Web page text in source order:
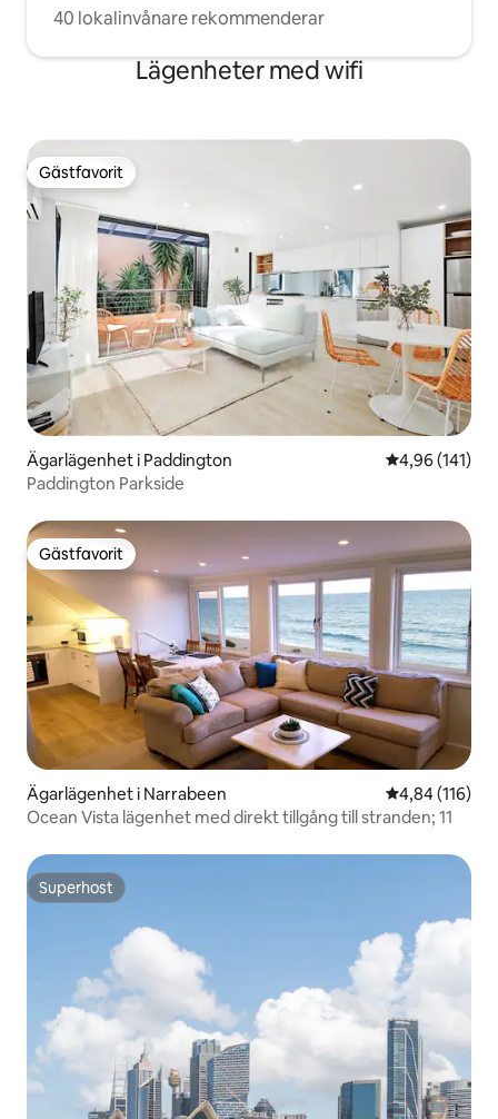
40 lokalinvånare rekommenderar
Lägenheter med wifi
Gästfavorit
Gästfavorit
Ägarlägenhet i Paddington 4,96 av 5 i
4,96 (141)
Paddington Parkside
Gästfavorit
Gästfavorit
Ägarlägenhet i Narrabeen 4,84 av 5 i
4,84 (116)
Ocean Vista lägenhet med direkt tillgång till stranden; 11
Superhost
Superhost